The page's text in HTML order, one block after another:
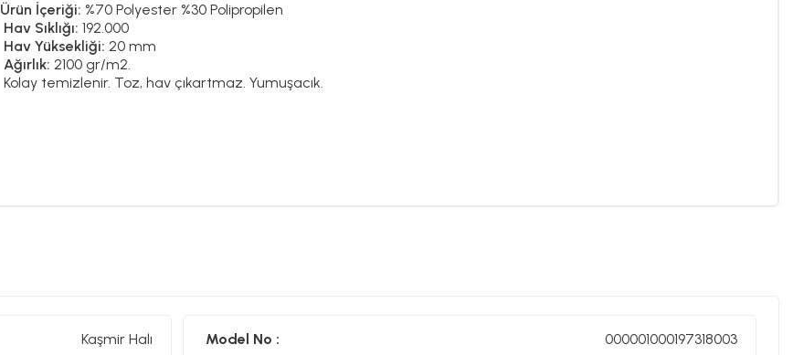
Ürün İçeriği: %70 Polyester %30 Polipropilen
Hav Sıklığı:192.000
Hav Yüksekliği: 20 mm
Ağırlık:2100 gr/m2.
Kolay temizlenir. Toz, hav çıkartmaz. Yumuşacık.
Kaşmir Halı Model No : 000001000197318003